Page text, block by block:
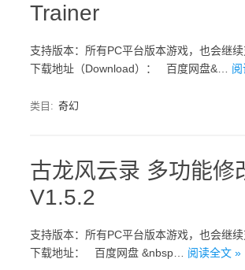
Trainer
支持版本：所有PC平台版本游戏，也会继
下载地址（Download）： 百度网盘&…
类目: 奇幻
古龙风云录 多功能修
V1.5.2
支持版本：所有PC平台版本游戏，也会继
下载地址： 百度网盘 &nbsp… 阅读全文 »